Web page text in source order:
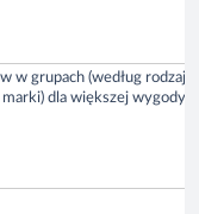
w grupach (według rodzaju,
marki) dla większej wygody